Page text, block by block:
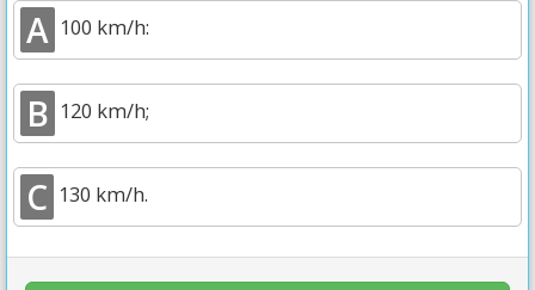
A 100 km/h:
B 120 km/h;
C 130 km/h.